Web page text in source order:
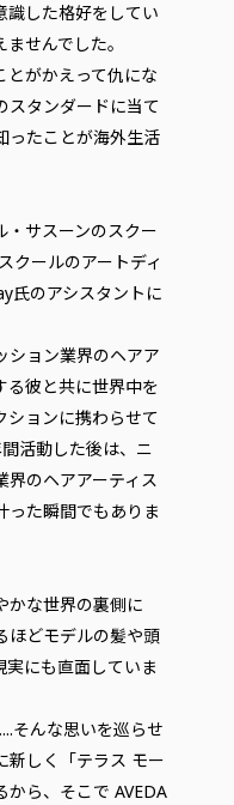
識した格好をしてい
せんでした。
とがかえって仇にな
スタンダードに当て
ったことが海外生活
・サスーンのスクー
クールのアートディ
氏のアシスタントに
ション業界のヘアア
る彼と共に世界中を
ションに携わらせて
活動した後は、ニ
界のヘアアーティス
った瞬間でもありま
かな世界の裏側に
ほどモデルの髪や頭
にも直面していま
そんな思いを巡らせ
新しく「テラス モー
から、そこで AVEDA